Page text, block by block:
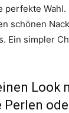
perfekte Wahl.
schönen
Ein simpler
Look